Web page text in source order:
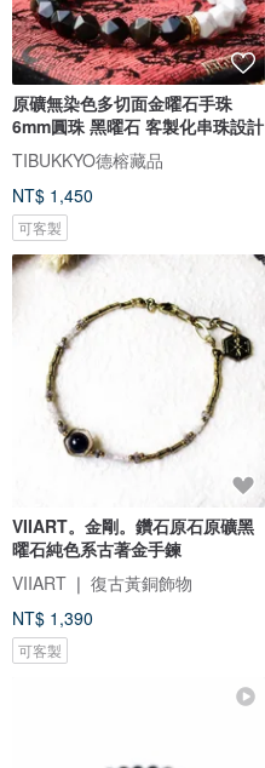
原礦無染色多切面金曜石手珠
6mm圓珠 黑曜石 客製化串珠設計
TIBUKKYO德榕藏品
NT$ 1,450
可客製
VIIART。金剛。鑽石原石原礦黑
曜石純色系古著金手鍊
VIIART ❘ 復古黃銅飾物
NT$ 1,390
可客製